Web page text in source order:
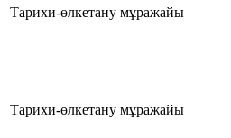
Тарихи-өлкетану мұражайы
Тарихи-өлкетану мұражайы